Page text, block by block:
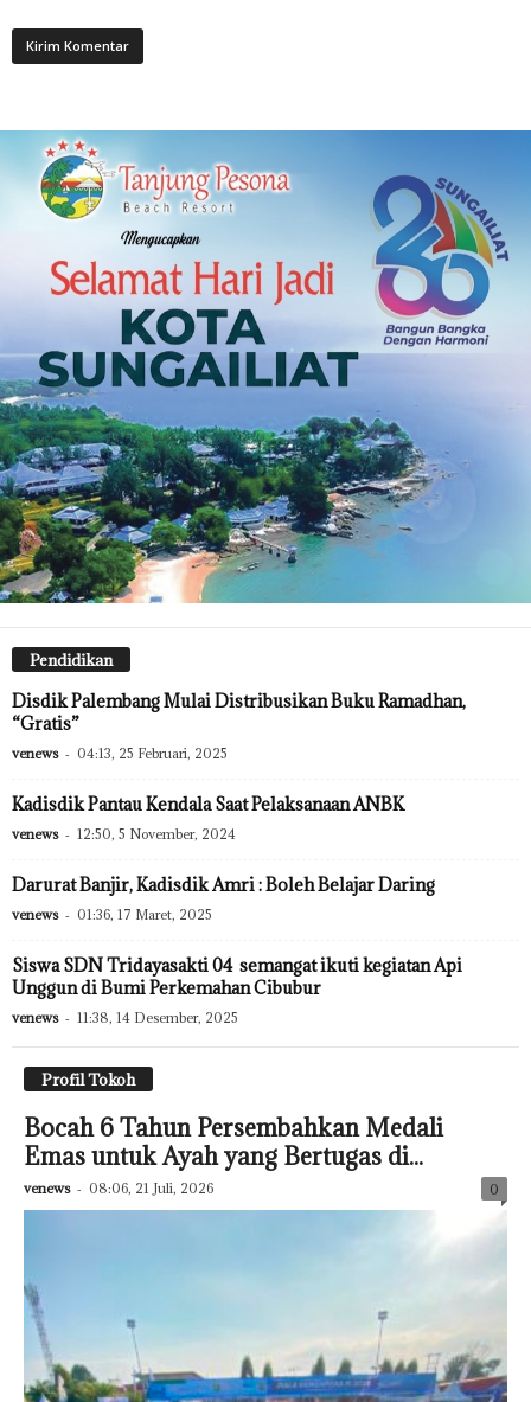
Pendidikan
Disdik Palembang Mulai Distribusikan Buku Ramadhan,
“Gratis”
venews - 04:13, 25 Februari, 2025
Kadisdik Pantau Kendala Saat Pelaksanaan ANBK
venews - 12:50, 5 November, 2024
Darurat Banjir, Kadisdik Amri : Boleh Belajar Daring
venews - 01:36, 17 Maret, 2025
Siswa SDN Tridayasakti 04 semangat ikuti kegiatan Api
Unggun di Bumi Perkemahan Cibubur
venews - 11:38, 14 Desember, 2025
Profil Tokoh
Bocah 6 Tahun Persembahkan Medali
Emas untuk Ayah yang Bertugas di...
venews - 08:06, 21 Juli, 2026 0